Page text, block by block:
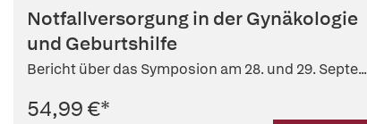
Notfallversorgung in der Gynäkologie
und Geburtshilfe
Bericht über das Symposion am 28. und 29. Septe...
54,99 €*